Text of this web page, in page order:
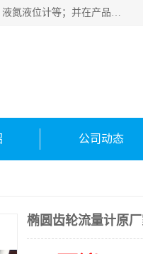
河南福瑞德仪表有限公司是生产销售电容液位计、液氨液位计、小量程液位计定制、智能锅炉水位计、液氮液位计等；并在产品开发、研制的过程中，吸取国内外仪器仪表的技术精华，建立了一支高、精、尖的科研开发队伍，使产品性能不断升级。
公司动态
椭圆齿轮流量计原